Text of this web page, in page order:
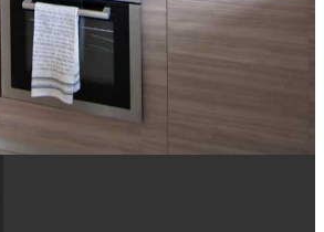
CAJICÁ – CUNDINAMARCA
Cocinas